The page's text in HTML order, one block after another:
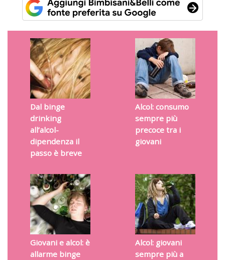
Dal binge
drinking
all’alcol-
dipendenza il
passo è breve
Alcol: consumo
sempre più
precoce tra i
giovani
Giovani e alcol: è
allarme binge
Alcol: giovani
sempre più a